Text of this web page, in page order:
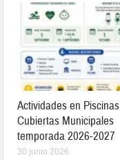
Actividades en Piscinas
Cubiertas Municipales
temporada 2026-2027
30 junio 2026